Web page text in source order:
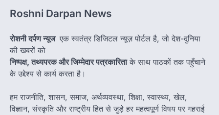
Roshni Darpan News
रोशनी दर्पण न्यूज एक स्वतंत्र डिजिटल न्यूज़ पोर्टल है, जो देश-दुनिया
की खबरों को
निष्पक्ष, तथ्यपरक और जिम्मेदार पत्रकारिताके साथ पाठकों तक पहुँचाने
के उद्देश्य से कार्य करता है।
हम राजनीति, शासन, समाज, अर्थव्यवस्था, शिक्षा, स्वास्थ्य, खेल,
विज्ञान, संस्कृति और राष्ट्रीय हित से जुड़े हर महत्वपूर्ण विषय पर गहराई